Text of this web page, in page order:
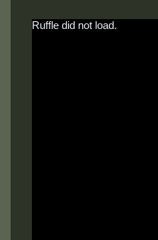
Ruffle did not load.